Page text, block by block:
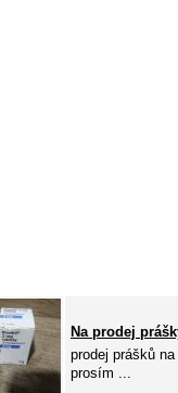
Na prodej
prodej prášků
prosím ...